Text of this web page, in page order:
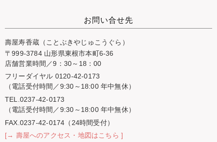
お問い合せ先
壽屋寿香蔵（ことぶきやじゅこうぐら）
〒999-3784 山形県東根市本町6-36
店舗営業時間／9：30～18：00
フリーダイヤル 0120-42-0173
（電話受付時間／9:30～18:00 年中無休）
TEL.0237-42-0173
（電話受付時間／9:30～18:00 年中無休）
FAX.0237-42-0174（24時間受付）
[→ 壽屋へのアクセス・地図はこちら ]